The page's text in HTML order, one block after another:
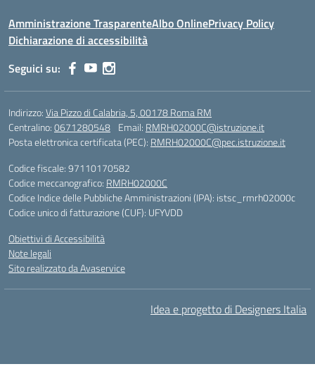
Amministrazione TrasparenteAlbo OnlinePrivacy Policy
Dichiarazione di accessibilità
Seguici su:
Indirizzo:Via Pizzo di Calabria, 5, 00178 Roma RM
Centralino:0671280548 Email: RMRH02000C@istruzione.it
Posta elettronica certificata (PEC): RMRH02000C@pec.istruzione.it
Codice fiscale: 97110170582
Codice meccanografico: RMRH02000C
Codice Indice delle Pubbliche Amministrazioni (IPA): istsc_rmrh02000c
Codice unico di fatturazione (CUF): UFYVDD
Obiettivi di Accessibilità
Note legali
Sito realizzato da Avaservice
Idea e progetto di Designers Italia